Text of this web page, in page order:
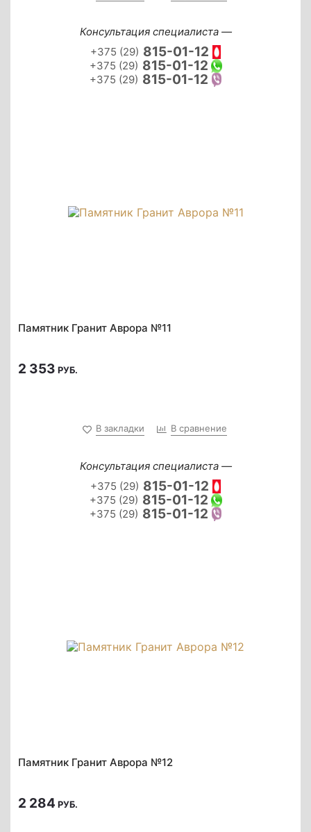
Консультация специалиста —
+375 (29) 815-01-12
+375 (29) 815-01-12
+375 (29) 815-01-12
Памятник Гранит Аврора №11
2 353 РУБ.
В закладки В сравнение
Консультация специалиста —
+375 (29) 815-01-12
+375 (29) 815-01-12
+375 (29) 815-01-12
Памятник Гранит Аврора №12
2 284 РУБ.